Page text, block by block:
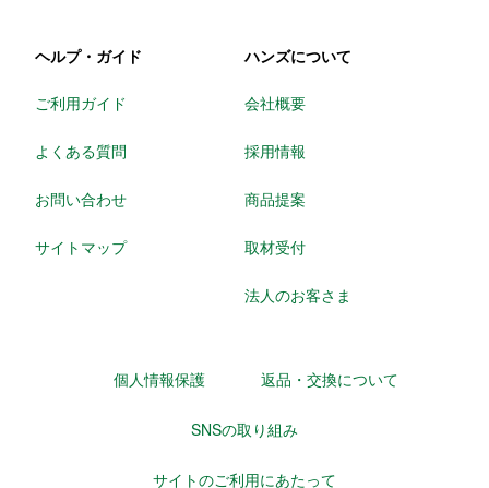
ヘルプ・ガイド
ご利用ガイド
よくある質問
お問い合わせ
サイトマップ
ハンズについて
会社概要
採用情報
商品提案
取材受付
法人のお客さま
個人情報保護 返品・交換について
SNSの取り組み
サイトのご利用にあたって